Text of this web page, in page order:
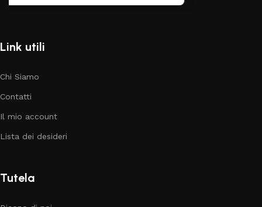
Link utili
Chi Siamo
Contatti
Il mio account
Lista dei desideri
Tutela